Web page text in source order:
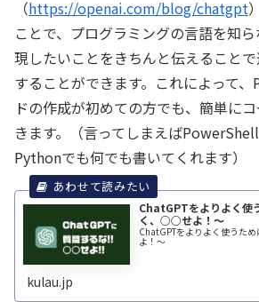
（https://openai.com/blog/chatgpt
ことで、プログラミングの言語を知
現したいことをきちんと伝えること
することができます。これによって
ドの作成が初めての方でも、簡単に
きます。（言ってしまえば
Pythonでも何でも書いてくれます）
ChatGPTをよりよく使
く、○○せよ！～
ChatGPTをよりよく使うた
よ！～
kulau.jp